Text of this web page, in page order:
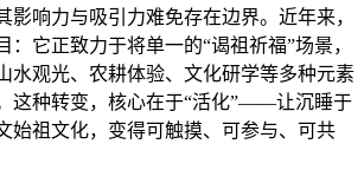
影响力与吸引力难免存在边界。近年来，
：它正致力于将单一的“谒祖祈福”场景，
水观光、农耕体验、文化研学等多种元素
这种转变，核心在于“活化”——让沉睡于
始祖文化，变得可触摸、可参与、可共